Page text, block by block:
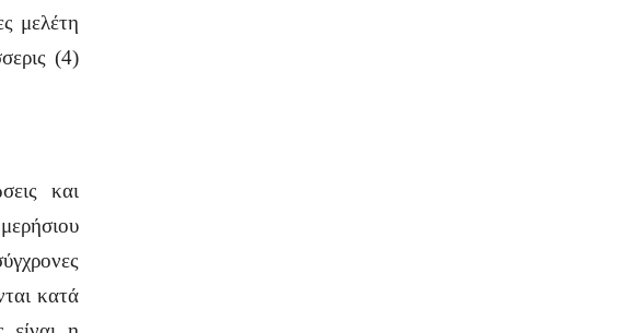
μελέτη
(4)
και
κατά